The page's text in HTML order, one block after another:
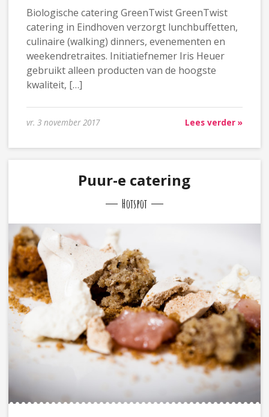
Biologische catering GreenTwist GreenTwist
catering in Eindhoven verzorgt lunchbuffetten,
culinaire (walking) dinners, evenementen en
weekendretraites. Initiatiefnemer Iris Heuer
gebruikt alleen producten van de hoogste
kwaliteit, […]
vr. 3 november 2017 Lees verder »
Puur-e catering
Hotspot